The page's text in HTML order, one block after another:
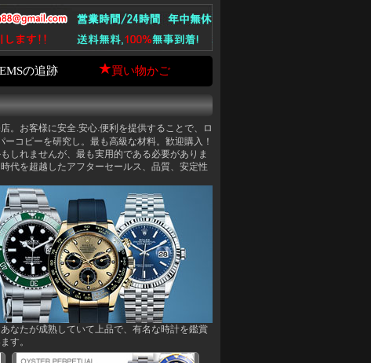
EMSの追跡 買い物かご
。お客様に安全.安心.便利を提供することで、ロ
コピーを研究し。最も高級な材料。歓迎購入！
しれませんが、最も実用的である必要がありま
代を超越したアフターセールス、品質、安定性
なたが成熟していて上品で、有名な時計を鑑賞
す。